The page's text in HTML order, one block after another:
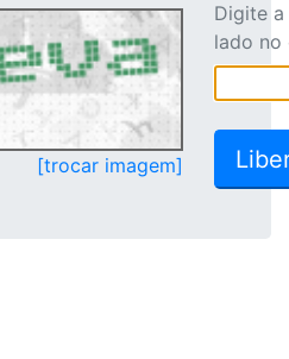
[trocar imagem]
Digite
lado no